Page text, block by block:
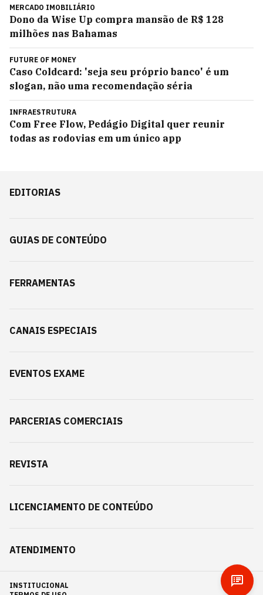
MERCADO IMOBILIÁRIO
Dono da Wise Up compra mansão de R$ 128
milhões nas Bahamas
FUTURE OF MONEY
Caso Coldcard: 'seja seu próprio banco' é um
slogan, não uma recomendação séria
INFRAESTRUTURA
Com Free Flow, Pedágio Digital quer reunir
todas as rodovias em um único app
EDITORIAS
GUIAS DE CONTEÚDO
FERRAMENTAS
CANAIS ESPECIAIS
EVENTOS EXAME
PARCERIAS COMERCIAIS
REVISTA
LICENCIAMENTO DE CONTEÚDO
ATENDIMENTO
INSTITUCIONAL